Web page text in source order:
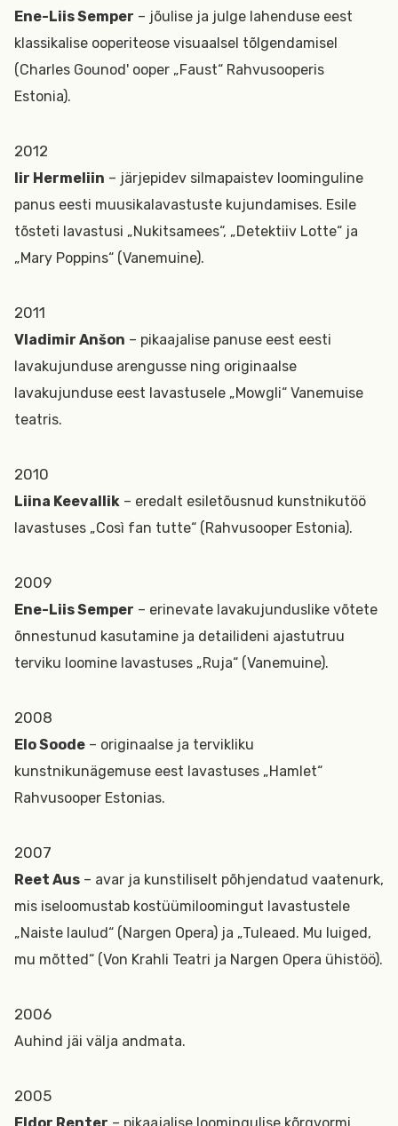
Ene-Liis Semper – jõulise ja julge lahenduse eest
klassikalise ooperiteose visuaalsel tõlgendamisel
(Charles Gounod' ooper „Faust“ Rahvusooperis
Estonia).
2012
Iir Hermeliin – järjepidev silmapaistev loominguline
panus eesti muusikalavastuste kujundamises. Esile
tõsteti lavastusi „Nukitsamees“, „Detektiiv Lotte“ ja
„Mary Poppins“ (Vanemuine).
2011
Vladimir Anšon – pikaajalise panuse eest eesti
lavakujunduse arengusse ning originaalse
lavakujunduse eest lavastusele „Mowgli“ Vanemuise
teatris.
2010
Liina Keevallik – eredalt esiletõusnud kunstnikutöö
lavastuses „Così fan tutte“ (Rahvusooper Estonia).
2009
Ene-Liis Semper – erinevate lavakujunduslike võtete
õnnestunud kasutamine ja detailideni ajastutruu
terviku loomine lavastuses „Ruja“ (Vanemuine).
2008
Elo Soode – originaalse ja tervikliku
kunstnikunägemuse eest lavastuses „Hamlet“
Rahvusooper Estonias.
2007
Reet Aus – avar ja kunstiliselt põhjendatud vaatenurk,
mis iseloomustab kostüümiloomingut lavastustele
„Naiste laulud“ (Nargen Opera) ja „Tuleaed. Mu luiged,
mu mõtted“ (Von Krahli Teatri ja Nargen Opera ühistöö).
2006
Auhind jäi välja andmata.
2005